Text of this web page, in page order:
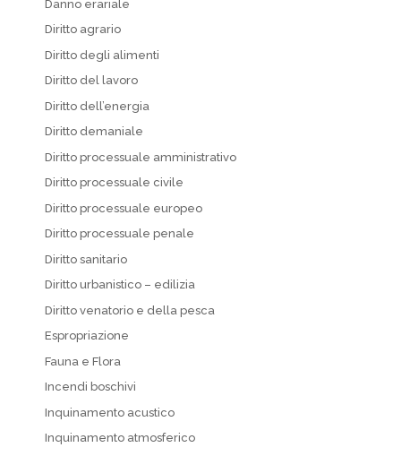
Danno erariale
Diritto agrario
Diritto degli alimenti
Diritto del lavoro
Diritto dell’energia
Diritto demaniale
Diritto processuale amministrativo
Diritto processuale civile
Diritto processuale europeo
Diritto processuale penale
Diritto sanitario
Diritto urbanistico – edilizia
Diritto venatorio e della pesca
Espropriazione
Fauna e Flora
Incendi boschivi
Inquinamento acustico
Inquinamento atmosferico